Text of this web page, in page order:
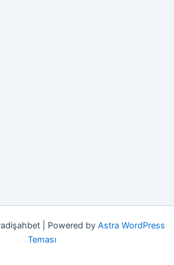
| Powered by Astra WordPress
Teması